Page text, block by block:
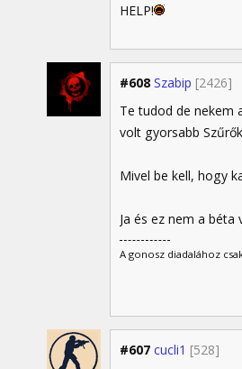
HELP!
#608 Szabip [2426]
Te tudod de nekem
volt gyorsabb
Mivel be kell, hogy
Ja és ez nem a
A gonosz diadalához
#607 cucli1 [528]